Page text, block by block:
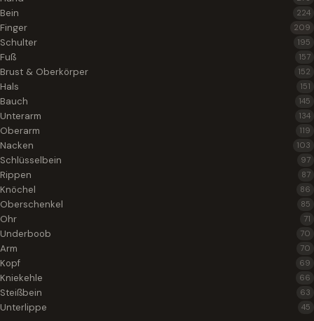
Bein 224
Finger 209
Schulter 195
Fuß 157
Brust & Oberkörper 152
Hals 151
Bauch 145
Unterarm 134
Oberarm 119
Nacken 103
Schlüsselbein 97
Rippen 87
Knöchel 86
Oberschenkel 85
Ohr 71
Underboob 70
Arm 70
Kopf 69
Kniekehle 66
Steißbein 63
Unterlippe 45